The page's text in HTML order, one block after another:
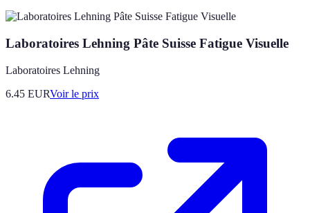
Laboratoires Lehning Pâte Suisse Fatigue Visuelle
Laboratoires Lehning
6.45 EURVoir le prix